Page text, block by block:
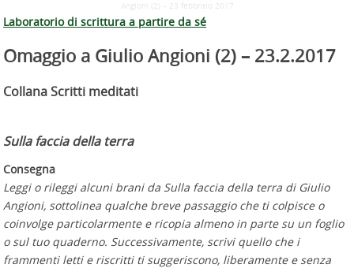
Angioni (2) – 23 febbraio 2017
Laboratorio di scrittura a partire da sé
Omaggio a Giulio Angioni (2) – 23.2.2017
Collana Scritti meditati
Sulla faccia della terra
Consegna
Leggi o rileggi alcuni brani da Sulla faccia della terra di Giulio
Angioni, sottolinea qualche breve passaggio che ti colpisce o
coinvolge particolarmente e ricopia almeno in parte su un foglio
o sul tuo quaderno. Successivamente, scrivi quello che i
frammenti letti e riscritti ti suggeriscono, liberamente e senza